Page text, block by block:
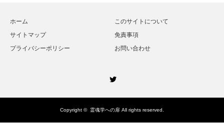
ホーム
このサイトについて
サイトマップ
免責事項
プライバシーポリシー
お問い合わせ
Copyright © 霊魂学への扉 All rights reserved.